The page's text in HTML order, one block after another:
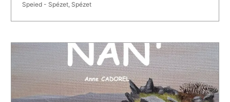
Speied - Spézet, Spézet